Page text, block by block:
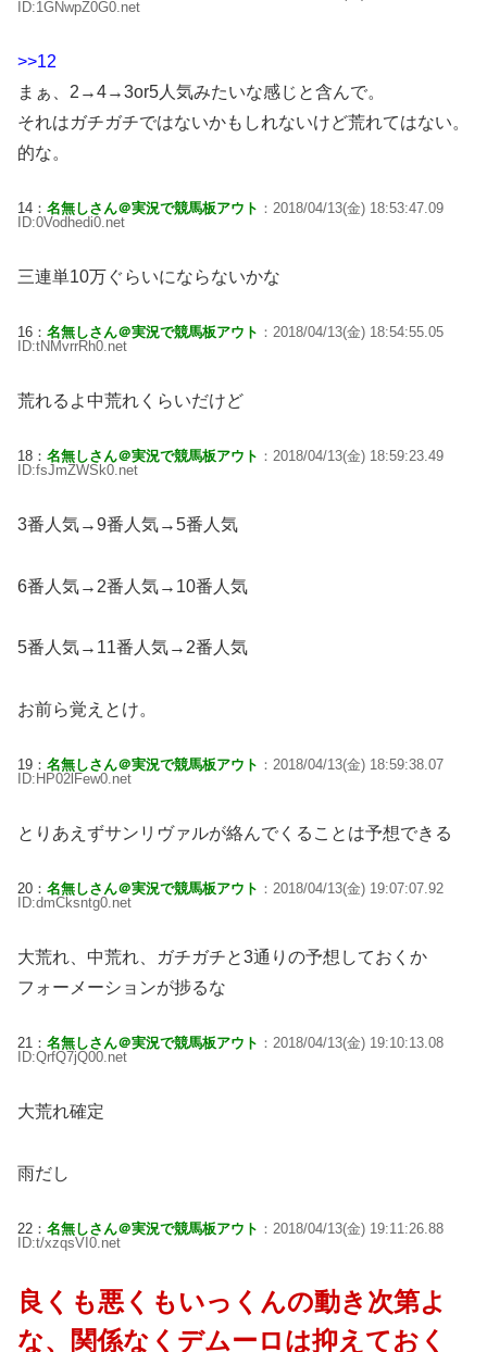
ID:1GNwpZ0G0.net
>>12
まぁ、2→4→3or5人気みたいな感じと含んで。
それはガチガチではないかもしれないけど荒れてはない。
的な。
14： 名無しさん＠実況で競馬板アウト ：2018/04/13(金) 18:53:47.09
ID:0Vodhedi0.net
三連単10万ぐらいにならないかな
16： 名無しさん＠実況で競馬板アウト ：2018/04/13(金) 18:54:55.05
ID:tNMvrrRh0.net
荒れるよ中荒れくらいだけど
18： 名無しさん＠実況で競馬板アウト ：2018/04/13(金) 18:59:23.49
ID:fsJmZWSk0.net
3番人気→9番人気→5番人気
6番人気→2番人気→10番人気
5番人気→11番人気→2番人気
お前ら覚えとけ。
19： 名無しさん＠実況で競馬板アウト ：2018/04/13(金) 18:59:38.07
ID:HP02lFew0.net
とりあえずサンリヴァルが絡んでくることは予想できる
20： 名無しさん＠実況で競馬板アウト ：2018/04/13(金) 19:07:07.92
ID:dmCksntg0.net
大荒れ、中荒れ、ガチガチと3通りの予想しておくか
フォーメーションが捗るな
21： 名無しさん＠実況で競馬板アウト ：2018/04/13(金) 19:10:13.08
ID:QrfQ7jQ00.net
大荒れ確定
雨だし
22： 名無しさん＠実況で競馬板アウト ：2018/04/13(金) 19:11:26.88
ID:t/xzqsVI0.net
良くも悪くもいっくんの動き次第よ
な、関係なくデムーロは抑えておく